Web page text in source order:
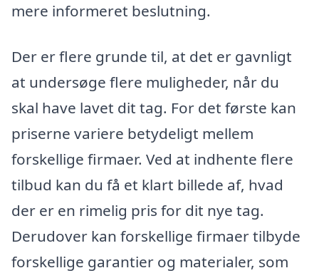
mere informeret beslutning.
Der er flere grunde til, at det er gavnligt
at undersøge flere muligheder, når du
skal have lavet dit tag. For det første kan
priserne variere betydeligt mellem
forskellige firmaer. Ved at indhente flere
tilbud kan du få et klart billede af, hvad
der er en rimelig pris for dit nye tag.
Derudover kan forskellige firmaer tilbyde
forskellige garantier og materialer, som